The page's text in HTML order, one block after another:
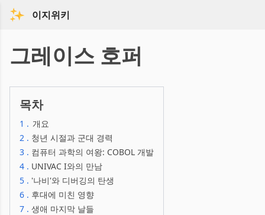
이지위키
그레이스 호퍼
목차
1 . 개요
2 . 청년 시절과 군대 경력
3 . 컴퓨터 과학의 여왕: COBOL 개발
4 . UNIVAC I와의 만남
5 . '나비'와 디버깅의 탄생
6 . 후대에 미친 영향
7 . 생애 마지막 날들